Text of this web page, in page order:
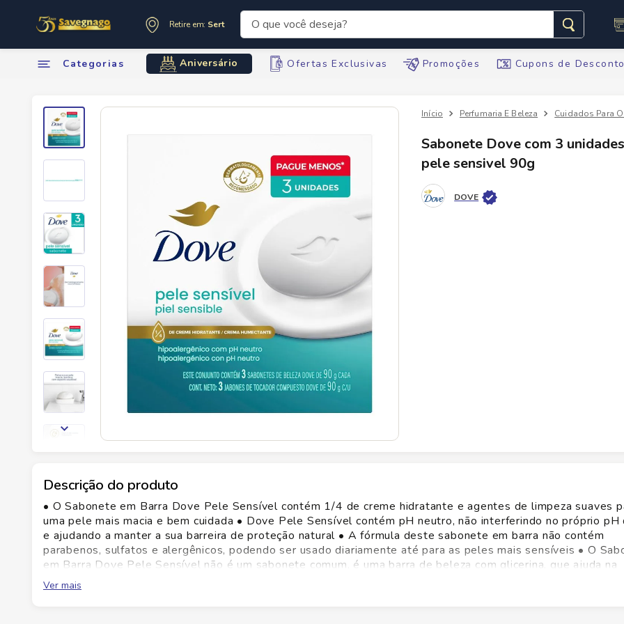
Retire em: Sertãozinho
O que você deseja?
Categorias Aniversário Ofertas Exclusivas Promoções Cupons de Desconto
Perfumaria E Beleza Cuidados Para
Sabonete Dove com 3 unidades
pele sensivel 90g
DOVE
Descrição do produto
• O Sabonete em Barra Dove Pele Sensível contém 1/4 de creme hidratante e agentes de limpeza suaves
uma pele mais macia e bem cuidada • Dove Pele Sensível contém pH neutro, não interferindo no próprio pH
e ajudando a manter a sua barreira de proteção natural • A fórmula deste sabonete em barra não contém
parabenos, sulfatos e alergênicos, podendo ser usado diariamente até para as peles mais sensíveis • O
em Barra Dove Pele Sensível não é um sabonete comum, é uma barra de beleza com glicerina, que ajuda na
hidratação da pele • Com fragrância suave e fórmula hipoalergênica, este sabonete em barra deixa a sua pele
bonita e com aspecto saudável • O Sabonete em Barra Dove Pele Sensível é dermatologicamente
Ver mais
Termos mais buscados
leite
3º
cerveja
6º
sabonete
7
oleo
chocolate
10
aniversario